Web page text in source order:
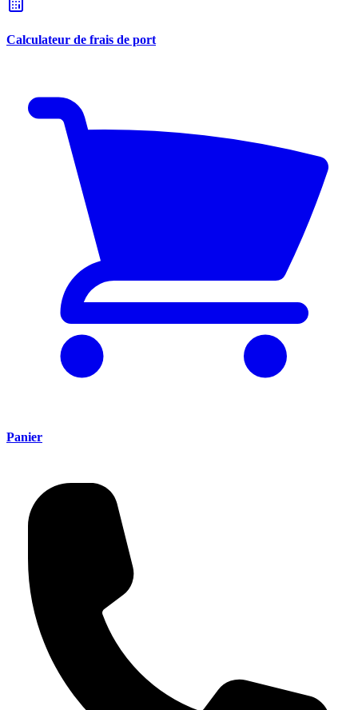
Calculateur de frais de port
Panier